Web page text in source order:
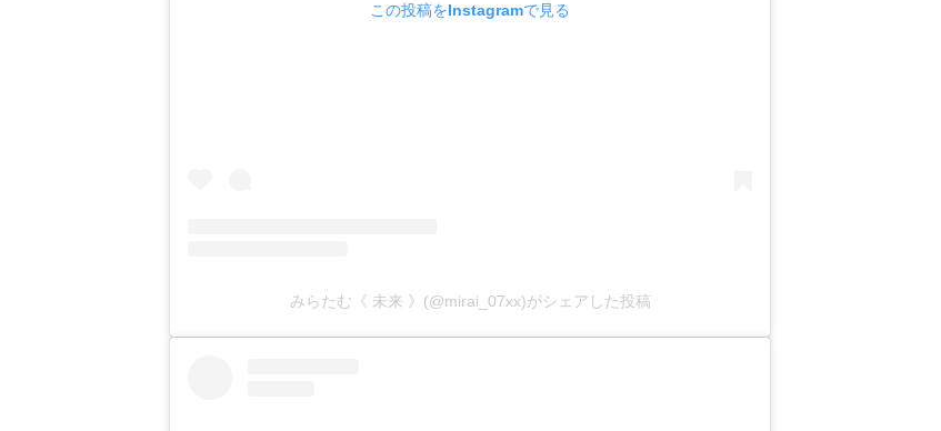
この投稿をInstagramで見る
みらたむ《 未来 》(@mirai_07xx)がシェアした投稿